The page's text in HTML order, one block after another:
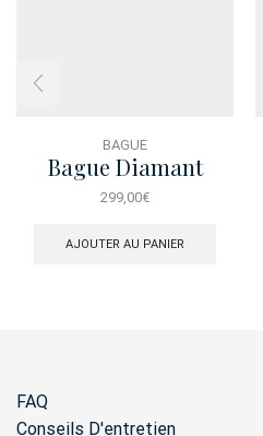
BAGUE
Bague Diamant
Miroir Solo Or Gris
299,00€
AJOUTER AU PANIER
FAQ
Conseils D'entretien